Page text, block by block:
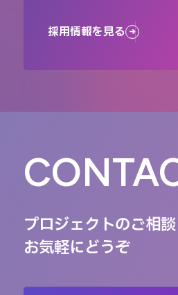
採用情報を見る
プロジェクトのご相
お気軽にどうぞ